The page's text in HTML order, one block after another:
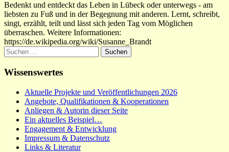
Bedenkt und entdeckt das Leben in Lübeck oder unterwegs - am
liebsten zu Fuß und in der Begegnung mit anderen. Lernt, schreibt,
singt, erzählt, teilt und lässt sich jeden Tag vom Möglichen
überraschen. Weitere Informationen:
https://de.wikipedia.org/wiki/Susanne_Brandt
Suchen
nach:
Wissenswertes
Aktuelle Projekte und Veröffentlichungen 2026
Angebote, Qualifikationen & Kooperationen
Anliegen & Autorin dieser Seite
Ein aktuelles Beispiel…
Engagement & Entwicklung
Impressum & Datenschutz
Links & Literatur